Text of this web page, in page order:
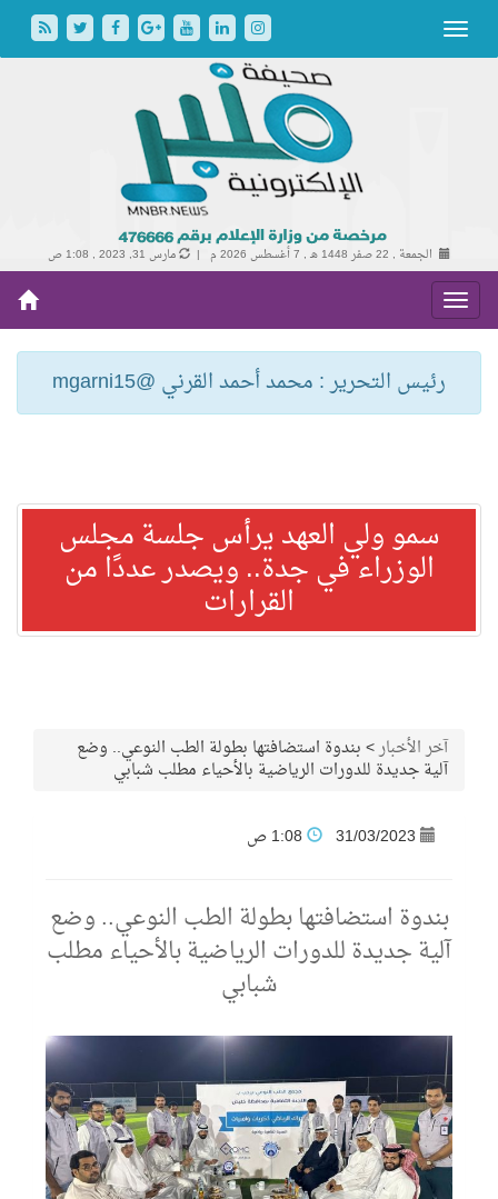
الجمعة , 22 صفر 1448 هـ , 7 أغسطس 2026 م | مارس 31, 2023 , 1:08 ص
رئيس التحرير : محمد أحمد القرني @mgarni15
سمو ولي العهد يرأس جلسة مجلس
الوزراء في جدة.. ويصدر عددًا من
القرارات
آخر الأخبار>بندوة استضافتها بطولة الطب النوعي.. وضع
آلية جديدة للدورات الرياضية بالأحياء مطلب شبابي
31/03/2023
بندوة استضافتها بطولة الطب النوعي.. وضع
آلية جديدة للدورات الرياضية بالأحياء مطلب
شبابي